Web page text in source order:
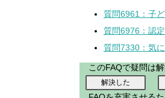
質問6961：子
質問6976：認
質問7330：気
このFAQで疑問は